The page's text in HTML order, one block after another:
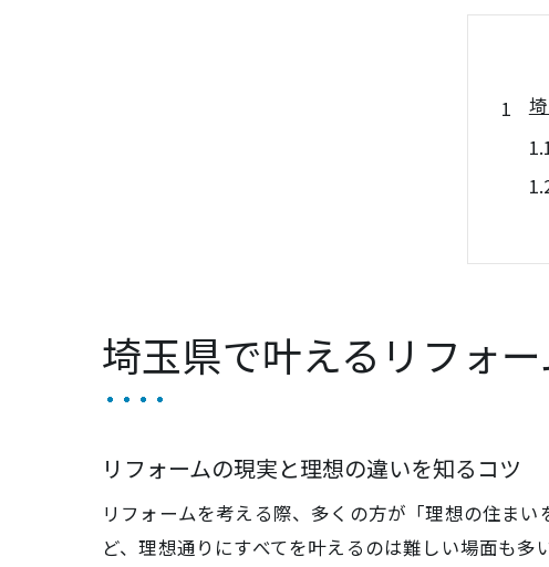
埼玉県で叶えるリフォ
リフォームの現実と理想の違いを知るコツ
リフォームを考える際、多くの方が「理想の住ま
ど、理想通りにすべてを叶えるのは難しい場面も